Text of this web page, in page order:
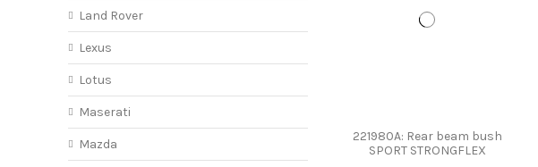
221980A: Rear beam bush
SPORT STRONGFLEX
Land Rover
Lexus
Lotus
Maserati
Mazda